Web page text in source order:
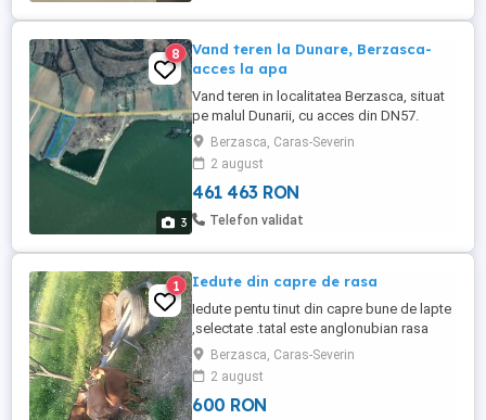
3
8
Vand teren la Dunare, Berzasca-
acces la apa
Vand teren in localitatea Berzasca, situat
pe malul Dunarii, cu acces din DN57.
Terenul are o suprafața de 2.200 mp,
avand acces la apa si se afla in preajma
Complexului Egreta. Terenul este pretabil
pentru construirea unei locuințe, casa de
vacanta, complex cabane sau dezvoltarea
Berzasca, Caras-Severin
2 august
461 463 RON
Telefon validat
1 Iedute din capre de rasa
Iedute pentu tinut din capre bune de lapte
,selectate .tatal este anglonubian rasa
puraBerzasca, Caras-Severin
2 august
600 RON